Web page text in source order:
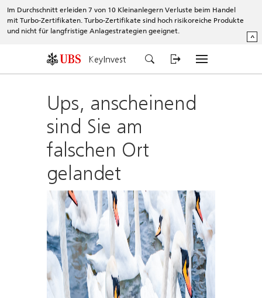
Im Durchschnitt erleiden 7 von 10 Kleinanlegern Verluste beim Handel
mit Turbo-Zertifikaten. Turbo-Zertifikate sind hoch risikoreiche Produkte
und nicht für langfristige Anlagestrategien geeignet.
^
KeyInvest
Ups, anscheinend
sind Sie am
falschen Ort
gelandet